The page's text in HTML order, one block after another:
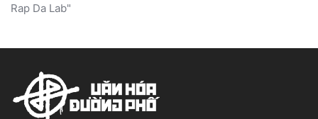
Rap Da Lab"